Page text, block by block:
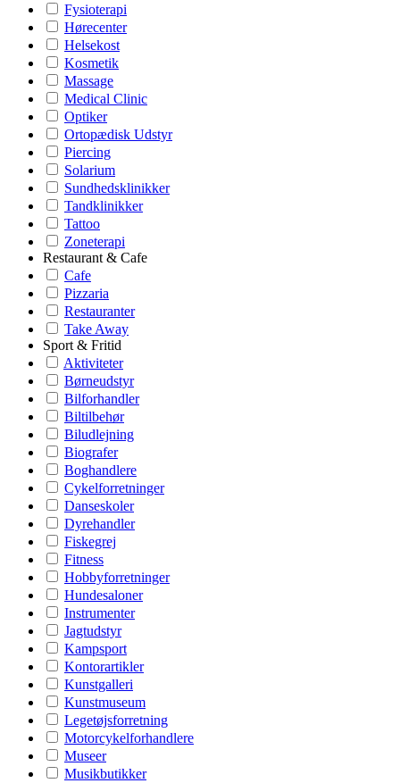
Fysioterapi
Hørecenter
Helsekost
Kosmetik
Massage
Medical Clinic
Optiker
Ortopædisk Udstyr
Piercing
Solarium
Sundhedsklinikker
Tandklinikker
Tattoo
Zoneterapi
Restaurant & Cafe
Cafe
Pizzaria
Restauranter
Take Away
Sport & Fritid
Aktiviteter
Børneudstyr
Bilforhandler
Biltilbehør
Biludlejning
Biografer
Boghandlere
Cykelforretninger
Danseskoler
Dyrehandler
Fiskegrej
Fitness
Hobbyforretninger
Hundesaloner
Instrumenter
Jagtudstyr
Kampsport
Kontorartikler
Kunstgalleri
Kunstmuseum
Legetøjsforretning
Motorcykelforhandlere
Museer
Musikbutikker